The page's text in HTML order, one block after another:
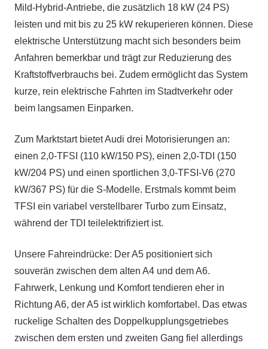
Mild-Hybrid-Antriebe, die zusätzlich 18 kW (24 PS)
leisten und mit bis zu 25 kW rekuperieren können. Diese
elektrische Unterstützung macht sich besonders beim
Anfahren bemerkbar und trägt zur Reduzierung des
Kraftstoffverbrauchs bei. Zudem ermöglicht das System
kurze, rein elektrische Fahrten im Stadtverkehr oder
beim langsamen Einparken.
Zum Marktstart bietet Audi drei Motorisierungen an:
einen 2,0-TFSI (110 kW/150 PS), einen 2,0-TDI (150
kW/204 PS) und einen sportlichen 3,0-TFSI-V6 (270
kW/367 PS) für die S-Modelle. Erstmals kommt beim
TFSI ein variabel verstellbarer Turbo zum Einsatz,
während der TDI teilelektrifiziert ist.
Unsere Fahreindrücke: Der A5 positioniert sich
souverän zwischen dem alten A4 und dem A6.
Fahrwerk, Lenkung und Komfort tendieren eher in
Richtung A6, der A5 ist wirklich komfortabel. Das etwas
ruckelige Schalten des Doppelkupplungsgetriebes
zwischen dem ersten und zweiten Gang fiel allerdings